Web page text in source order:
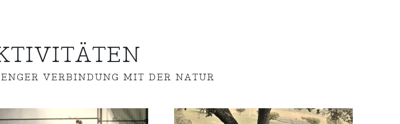
VERBINDUNG MIT DER NATUR